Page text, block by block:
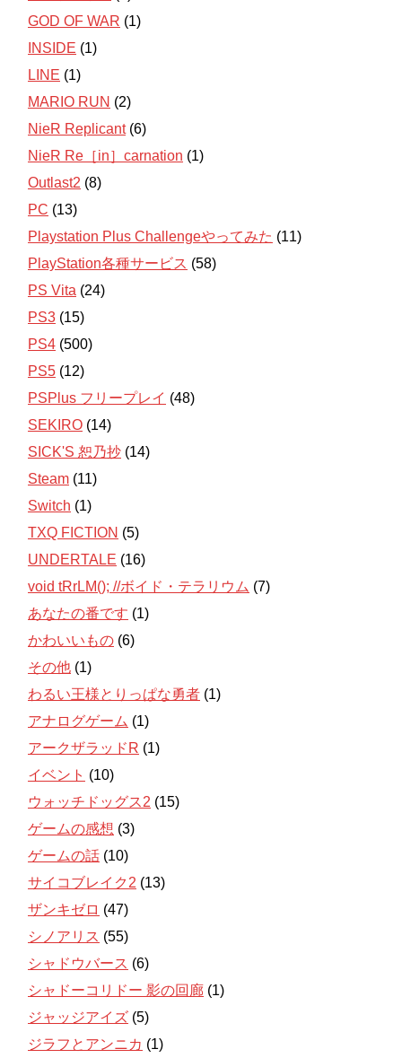
GOD OF WAR (1)
INSIDE (1)
LINE (1)
MARIO RUN (2)
NieR Replicant(6)
NieR Re［in］carnation (1)
Outlast2 (8)
PC (13)
Playstation Plus Challengeやってみた (11)
PlayStation各種サービス (58)
PS Vita (24)
PS3 (15)
PS4 (500)
PS5 (12)
PSPlus フリープレイ (48)
SEKIRO (14)
SICK'S 恕乃抄 (14)
Steam (11)
Switch (1)
TXQ FICTION (5)
UNDERTALE (16)
void tRrLM(); //ボイド・テラリウム (7)
あなたの番です (1)
かわいいもの (6)
その他 (1)
わるい王様とりっぱな勇者 (1)
アナログゲーム (1)
アークザラッドR (1)
イベント (10)
ウォッチドッグス2 (15)
ゲームの感想 (3)
ゲームの話 (10)
サイコブレイク2 (13)
ザンキゼロ (47)
シノアリス (55)
シャドウバース (6)
シャドーコリドー 影の回廊 (1)
ジャッジアイズ (5)
ジラフとアンニカ (1)